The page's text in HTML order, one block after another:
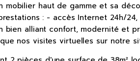
haut de gamme et sa
: - accès Internet 24h/
bien alliant confort, modernité et
nos visites virtuelles sur notre